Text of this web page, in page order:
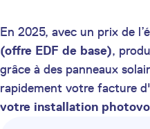
En 2025, avec un prix de
(offre EDF de base),
grâce à des panneaux
rapidement votre facture
votre installation